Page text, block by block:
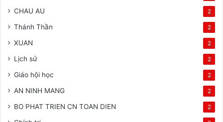
CHAU AU 2
Thánh Thần 2
XUAN 2
Lịch sử 2
Giáo hội học 2
AN NINH MANG 2
BO PHAT TRIEN CN TOAN DIEN 2